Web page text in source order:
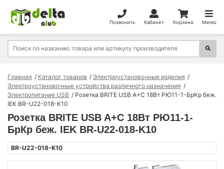
Позвонить Кабинет Корзина Меню
Главная Каталог товаров
Электроустановочные изделия
Электроустановочные устройства различного назначения
Электропитание USB
Розетка BRITE USB A+C 18Вт РЮ11-1-БрКр беж.
IEK BR-U22-018-K10
Розетка BRITE USB A+C 18Вт РЮ11-1-
БрКр беж. IEK BR-U22-018-K10
BR-U22-018-K10